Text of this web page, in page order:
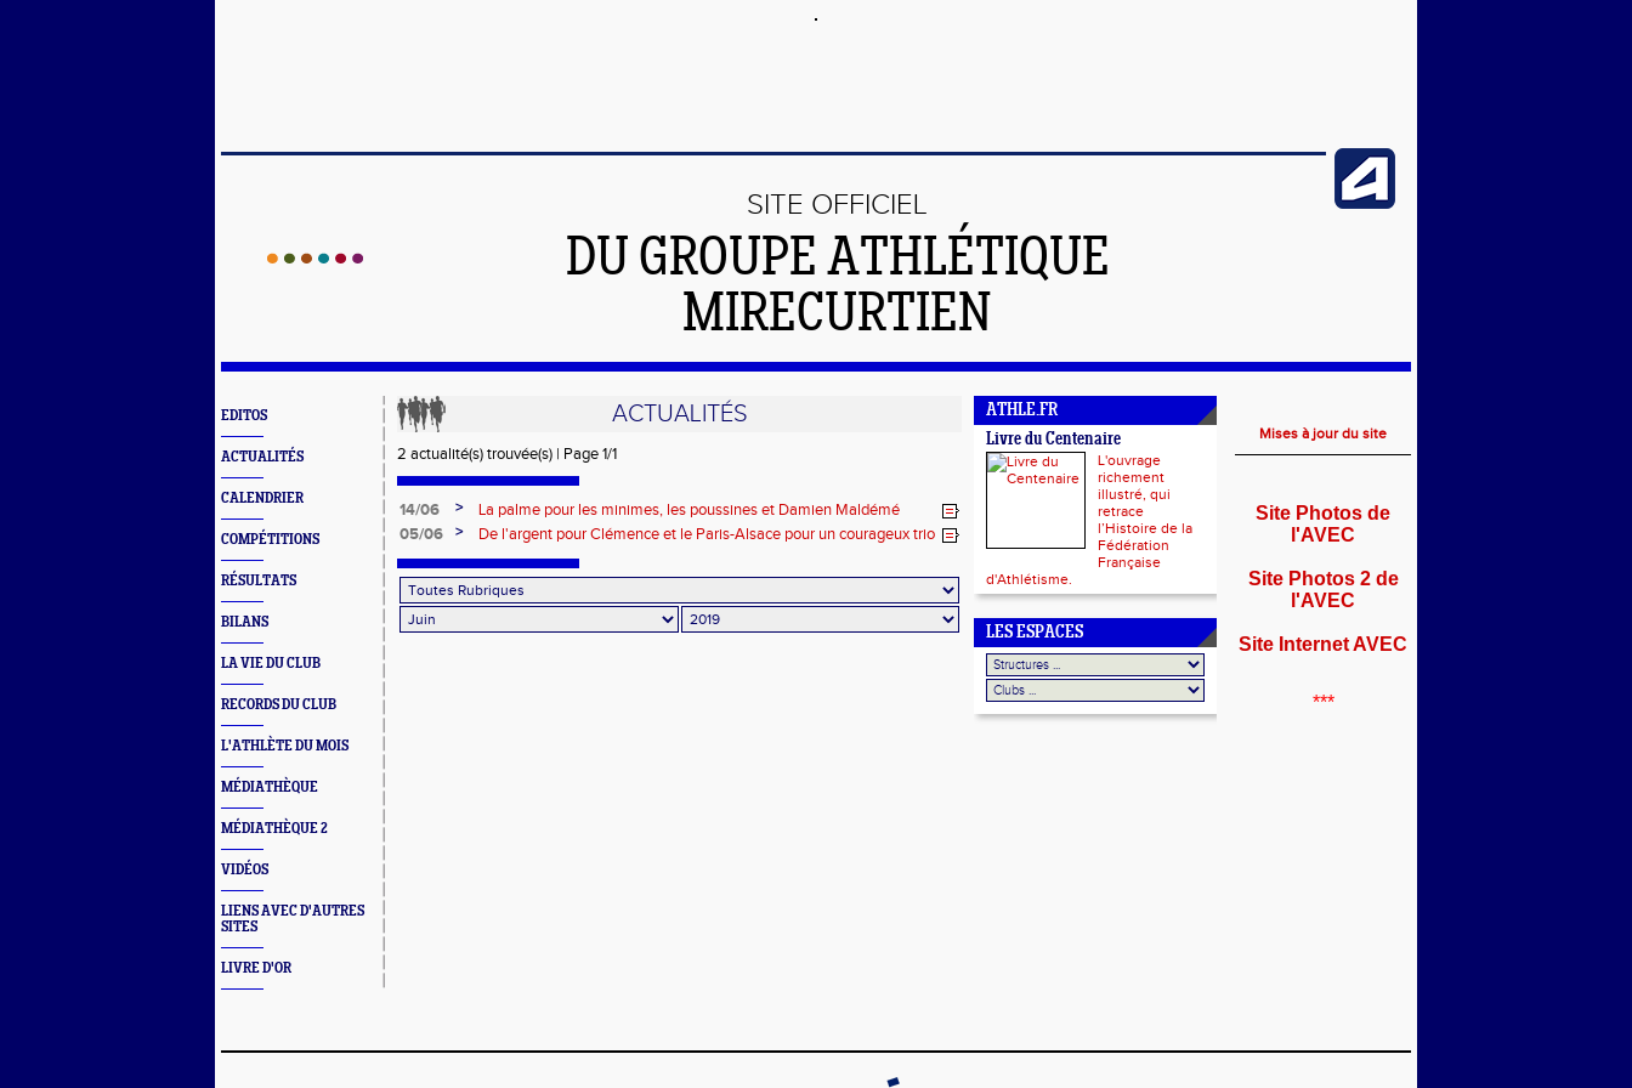
SITE OFFICIEL
DU GROUPE ATHLÉTIQUE
MIRECURTIEN
EDITOS
ACTUALITÉS
CALENDRIER
COMPÉTITIONS
RÉSULTATS
BILANS
LA VIE DU CLUB
RECORDS DU CLUB
L'ATHLÈTE DU MOIS
MÉDIATHÈQUE
MÉDIATHÈQUE 2
VIDÉOS
LIENS AVEC D'AUTRES
SITES
LIVRE D'OR
ACTUALITÉS
2 actualité(s) trouvée(s) | Page 1/1
14/06 >
La palme pour les minimes, les poussines et Damien Maldémé
05/06
> De l'argent pour Clémence et le Paris-Alsace pour un courageux trio
ATHLE.FR
Livre du Centenaire
L'ouvrage
richement
illustré, qui
retrace
l’Histoire de la
Fédération
Française
d'Athlétisme.
LES ESPACES
Mises à jour du site
Site Photos de
l'AVEC
Site Photos 2 de
l'AVEC
Site Internet AVEC
***